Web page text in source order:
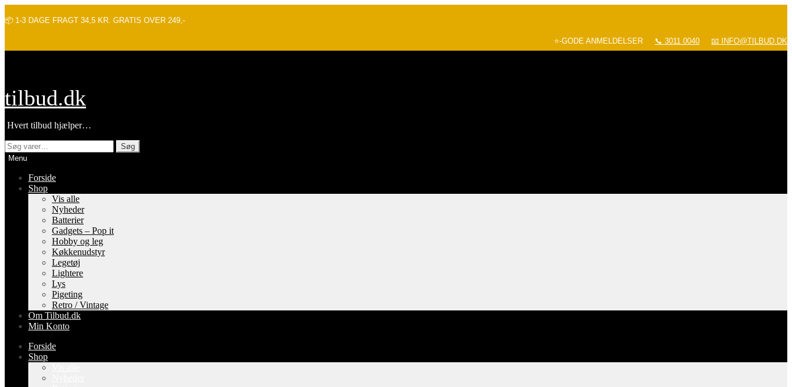
📦 1-3 DAGE FRAGT 34,5 KR. GRATIS OVER 249,-
⭐-GODE ANMELDELSER 📞 3011 0040 📧 INFO@TILBUD.DK
Spring
til
navigation
Spring
til
indhold
tilbud.dk
Hvert tilbud hjælper…
Søg
efter:
Søg
Menu
Forside
Shop
Vis alle
Nyheder
Batterier
Gadgets – Pop it
Hobby og leg
Køkkenudstyr
Legetøj
Lightere
Lys
Pigeting
Retro / Vintage
Om Tilbud.dk
Min Konto
Forside
Shop